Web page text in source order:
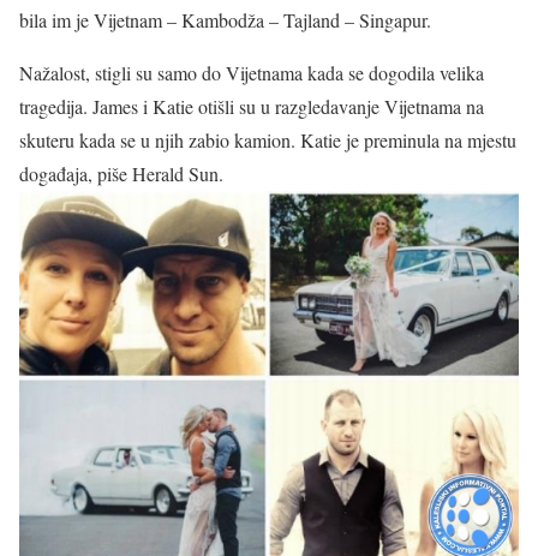
bila im je Vijetnam – Kambodža – Tajland – Singapur.
Nažalost, stigli su samo do Vijetnama kada se dogodila velika
tragedija. James i Katie otišli su u razgledavanje Vijetnama na
skuteru kada se u njih zabio kamion. Katie je preminula na mjestu
događaja, piše Herald Sun.